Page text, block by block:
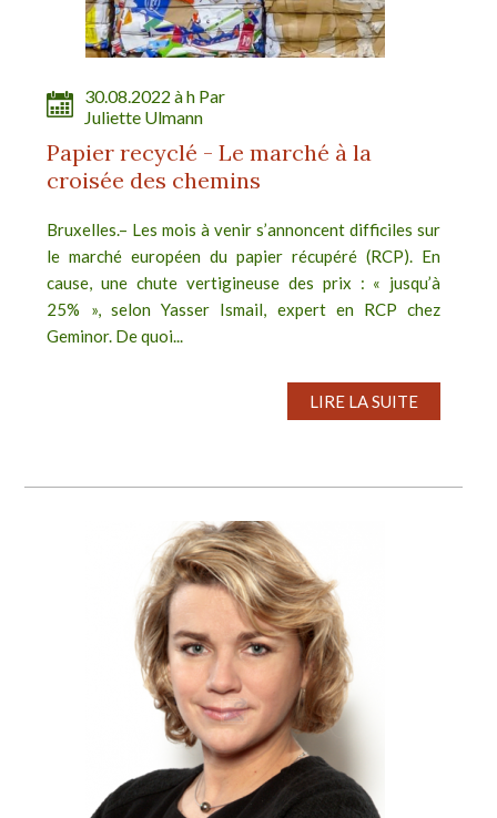
30.08.2022 à h Par
Juliette Ulmann
Papier recyclé - Le marché à la
croisée des chemins
Bruxelles.– Les mois à venir s’annoncent difficiles sur
le marché européen du papier récupéré (RCP). En
cause, une chute vertigineuse des prix : « jusqu’à
25% », selon Yasser Ismail, expert en RCP chez
Geminor. De quoi...
LIRE LA SUITE